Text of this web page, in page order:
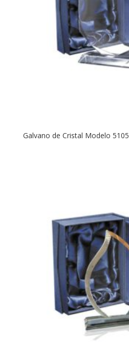
Galvano de Cristal Modelo 5105